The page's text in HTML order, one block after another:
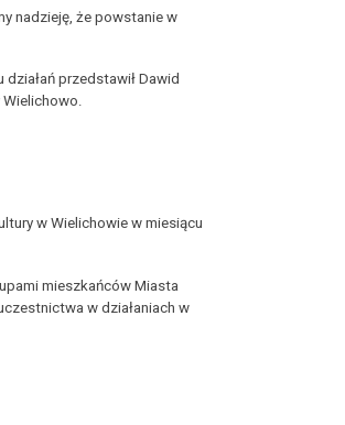
nadzieję, że powstanie w
przedstawił Dawid
Wielichowo.
w Wielichowie w miesiącu
mieszkańców Miasta
w działaniach w